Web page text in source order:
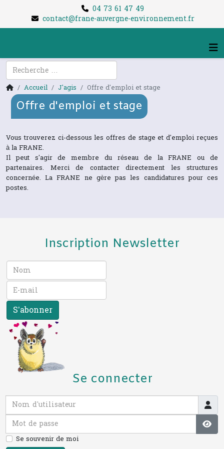
04 73 61 47 49
contact@frane-auvergne-environnement.fr
Rechercher
Accueil
J'agis Offre d'emploi et stage
Offre d'emploi et stage
Vous trouverez ci-dessous les offres de stage et d'emploi reçues
à la FRANE.
Il peut s'agir de membre du réseau de la FRANE ou de
partenaires. Merci de contacter directement les structures
concernée. La FRANE ne gère pas les candidatures pour ces
postes.
Inscription Newsletter
S’abonner
Se connecter
Nom d'utilisateur
Mot de passe
Se souvenir de moi